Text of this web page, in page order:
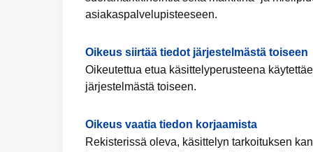
asiakaspalvelupisteeseen.
Oikeus siirtää tiedot järjestelmästä toiseen
Oikeutettua etua käsittelyperusteena
järjestelmästä toiseen.
Oikeus vaatia tiedon korjaamista
Rekisterissä oleva, käsittelyn tarkoituksen